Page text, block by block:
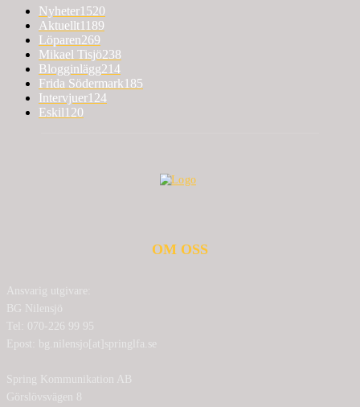
Nyheter1520
Aktuellt1189
Löparen269
Mikael Tisjö238
Blogginlägg214
Frida Södermark185
Intervjuer124
Eskil120
OM OSS
Ansvarig utgivare:
BG Nilensjö
Tel: 070-226 99 95
Epost: bg.nilensjo[at]springlfa.se
Spring Kommunikation AB
Görslövsvägen 8